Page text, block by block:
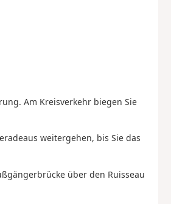
Am Kreisverkehr biegen Sie
weitergehen, bis Sie das
über den Ruisseau